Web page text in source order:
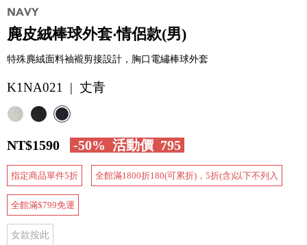
麂皮絨棒球外套‧情侶款(男)
特殊麂絨面料袖襱剪接設計，胸口電繡棒球外套
K1NA021 | 丈青
NT$1590 -50% 活動價 795
指定商品單件5折 全館滿1800折180(可累折)，5折(含)以下不列入
全館滿$799免運
女款按此